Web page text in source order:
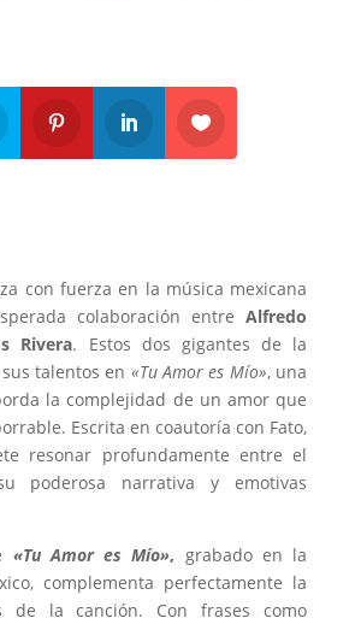
con fuerza en la música mexicana
colaboración entre Alfredo
Rivera. Estos dos gigantes de la
talentos en «Tu Amor es Mío», una
la complejidad de un amor que
Escrita en coautoría con Fato,
resonar profundamente entre el
poderosa narrativa y emotivas
«Tu Amor es Mío», grabado en la
complementa perfectamente la
de la canción. Con frases como